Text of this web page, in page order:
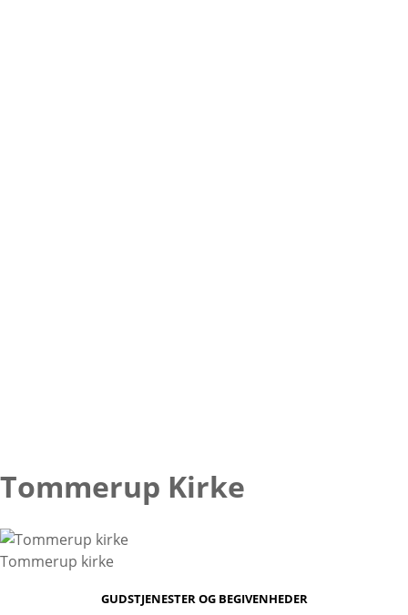
Tommerup Kirke
Tommerup kirke
GUDSTJENESTER OG BEGIVENHEDER